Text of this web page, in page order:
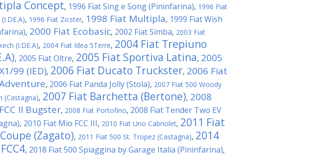
Concept, 1996 Fiat Sing e Song (Pininfarina), 1996 Fiat
, 1996 Fiat Zicster, 1998 Fiat Multipla, 1999 Fiat Wish
, 2000 Fiat Ecobasic, 2002 Fiat Simba, 2003 Fiat
(I.DE.A), 2004 Fiat Idea 5Terre, 2004 Fiat Trepiuno
, 2005 Fiat Oltre, 2005 Fiat Sportiva Latina, 2005
99 (IED), 2006 Fiat Ducato Truckster, 2006 Fiat
Adventure, 2006 Fiat Panda Jolly (Stola), 2007 Fiat 500 Woody
(Castagna), 2007 Fiat Barchetta (Bertone), 2008
II Bugster, 2008 Fiat Portofino, 2008 Fiat Tender Two EV
, 2010 Fiat Mio FCC III, 2010 Fiat Uno Cabriolet, 2011 Fiat
(Zagato), 2011 Fiat 500 St. Tropez (Castagna), 2014
, 2018 Fiat 500 Spiaggina by Garage Italia (Pininfarina),